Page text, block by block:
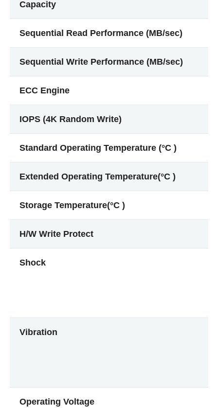
Capacity
Sequential Read Performance (MB/sec)
Sequential Write Performance (MB/sec)
ECC Engine
IOPS (4K Random Write)
Standard Operating Temperature (°C )
Extended Operating Temperature(°C )
Storage Temperature(°C )
H/W Write Protect
Shock
Vibration
Operating Voltage